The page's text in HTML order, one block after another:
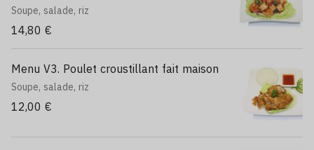
Soupe, salade, riz
14,80 €
Menu V3. Poulet croustillant fait maison
Soupe, salade, riz
12,00 €